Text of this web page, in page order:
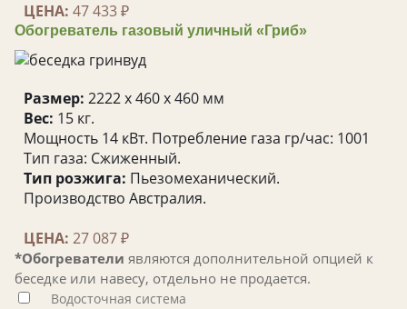
ЦЕНА: 47 433 ₽
Обогреватель газовый уличный «Гриб»
Размер: 2222 x 460 x 460 мм
Вес: 15 кг.
Мощность 14 кВт. Потребление газа гр/час: 1001
Тип газа: Сжиженный.
Тип розжига: Пьезомеханический.
Производство Австралия.
ЦЕНА: 27 087 ₽
*Обогреватели являются дополнительной опцией к
беседке или навесу, отдельно не продается.
Водосточная система